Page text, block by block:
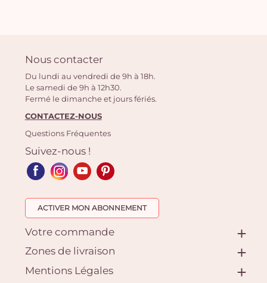
Nous contacter
Du lundi au vendredi de 9h à 18h.
Le samedi de 9h à 12h30.
Fermé le dimanche et jours fériés.
CONTACTEZ-NOUS
Questions Fréquentes
Suivez-nous !
ACTIVER MON ABONNEMENT
Votre commande
Zones de livraison
Mentions Légales